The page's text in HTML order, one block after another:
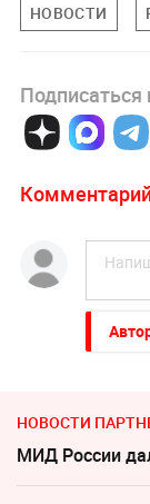
НОВОСТИ
Подписаться
НОВОСТИ
МИД России